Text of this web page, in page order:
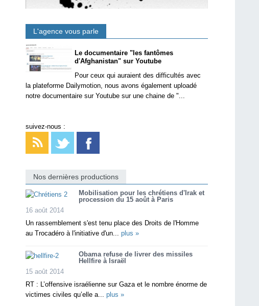
L'agence vous parle
Le documentaire "les fantômes
d'Afghanistan" sur Youtube
Pour ceux qui auraient des difficultés avec
la plateforme Dailymotion, nous avons également uploadé
notre documentaire sur Youtube sur une chaine de "...
suivez-nous :
Nos dernières productions
Mobilisation pour les chrétiens d'Irak et
procession du 15 août à Paris
16 août 2014
Un rassemblement s'est tenu place des Droits de l'Homme
au Trocadéro à l'initiative d'un... plus »
Obama refuse de livrer des missiles
Hellfire à Israël
15 août 2014
RT : L’offensive israélienne sur Gaza et le nombre énorme de
victimes civiles qu’elle a... plus »